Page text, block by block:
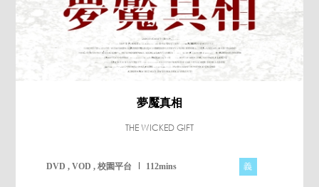
夢魘真相
THE WICKED GIFT
DVD , VOD , 校園平台 112mins 義